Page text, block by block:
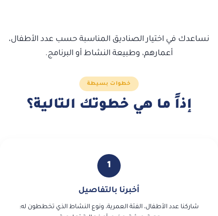
نساعدك في اختيار الصناديق المناسبة حسب عدد الأطفال،
أعمارهم، وطبيعة النشاط أو البرنامج.
خطوات بسيطة
إذاً ما هي خطوتك التالية؟
1
أخبرنا بالتفاصيل
شاركنا عدد الأطفال، الفئة العمرية، ونوع النشاط الذي تخططون له: